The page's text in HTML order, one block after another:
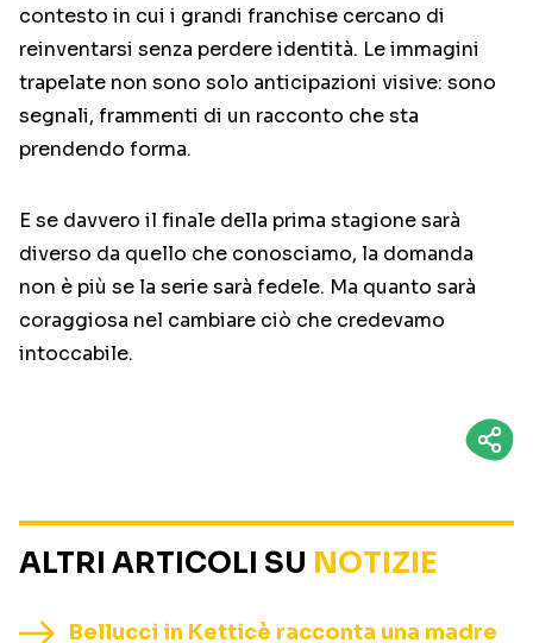
contesto in cui i grandi franchise cercano di
reinventarsi senza perdere identità. Le immagini
trapelate non sono solo anticipazioni visive: sono
segnali, frammenti di un racconto che sta
prendendo forma.
E se davvero il finale della prima stagione sarà
diverso da quello che conosciamo, la domanda
non è più se la serie sarà fedele. Ma quanto sarà
coraggiosa nel cambiare ciò che credevamo
intoccabile.
ALTRI ARTICOLI SU NOTIZIE
Bellucci in Ketticè racconta una madre